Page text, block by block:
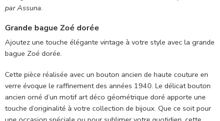
par Assuna.
Grande bague Zoé dorée
Ajoutez une touche élégante vintage à votre style avec la grande
bague Zoé dorée.
Cette pièce réalisée avec un bouton ancien de haute couture en
verre évoque le raffinement des années 1940. Le délicat bouton
ancien orné d’un motif art déco géométrique doré apporte une
touche d’originalité à votre collection de bijoux. Que ce soit pour